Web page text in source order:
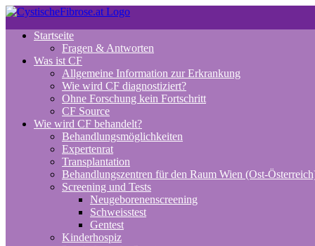
Zum
springenStartseite
Fragen & Antworten
Was ist CF
Allgemeine Information zur Erkrankung
Wie wird CF diagnostiziert?
Ohne Forschung kein Fortschritt
CF Source
Wie wird CF behandelt?
Behandlungsmöglichkeiten
Expertenrat
Transplantation
Behandlungszentren für den Raum Wien (Ost-
Screening und Tests
Neugeborenenscreening
Schweisstest
Gentest
Kinderhospiz